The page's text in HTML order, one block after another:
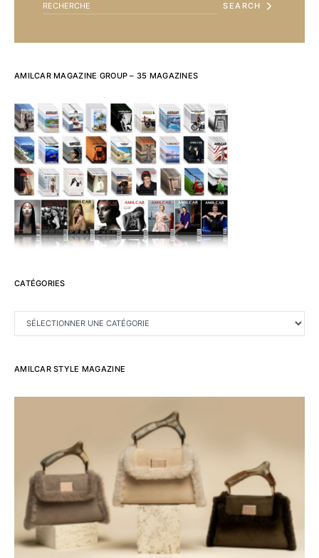
SEARCH
AMILCAR MAGAZINE GROUP – 35 MAGAZINES
CATÉGORIES
CATÉGORIES
AMILCAR STYLE MAGAZINE